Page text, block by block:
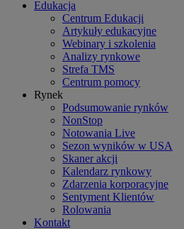
Edukacja
Centrum Edukacji
Artykuły edukacyjne
Webinary i szkolenia
Analizy rynkowe
Strefa TMS
Centrum pomocy
Rynek
Podsumowanie rynków
NonStop
Notowania Live
Sezon wyników w USA
Skaner akcji
Kalendarz rynkowy
Zdarzenia korporacyjne
Sentyment Klientów
Rolowania
Kontakt